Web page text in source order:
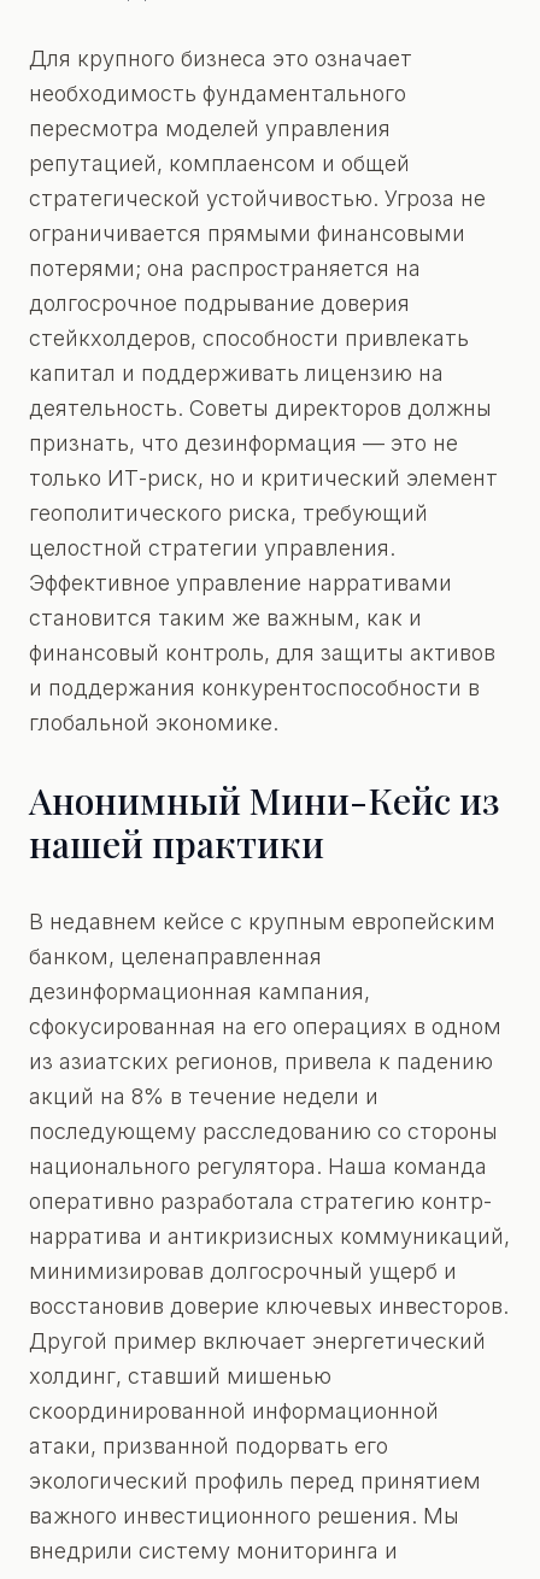
Для крупного бизнеса это означает
необходимость фундаментального
пересмотра моделей управления
репутацией, комплаенсом и общей
стратегической устойчивостью. Угроза не
ограничивается прямыми финансовыми
потерями; она распространяется на
долгосрочное подрывание доверия
стейкхолдеров, способности привлекать
капитал и поддерживать лицензию на
деятельность. Советы директоров должны
признать, что дезинформация — это не
только ИТ-риск, но и критический элемент
геополитического риска, требующий
целостной стратегии управления.
Эффективное управление нарративами
становится таким же важным, как и
финансовый контроль, для защиты активов
и поддержания конкурентоспособности в
глобальной экономике.
Анонимный Мини-Кейс из
нашей практики
В недавнем кейсе с крупным европейским
банком, целенаправленная
дезинформационная кампания,
сфокусированная на его операциях в одном
из азиатских регионов, привела к падению
акций на 8% в течение недели и
последующему расследованию со стороны
национального регулятора. Наша команда
оперативно разработала стратегию контр-
нарратива и антикризисных коммуникаций,
минимизировав долгосрочный ущерб и
восстановив доверие ключевых инвесторов.
Другой пример включает энергетический
холдинг, ставший мишенью
скоординированной информационной
атаки, призванной подорвать его
экологический профиль перед принятием
важного инвестиционного решения. Мы
внедрили систему мониторинга и